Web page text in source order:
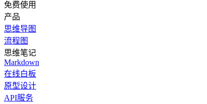
免费使用
产品
思维导图
流程图
思维笔记
Markdown
在线白板
原型设计
API服务